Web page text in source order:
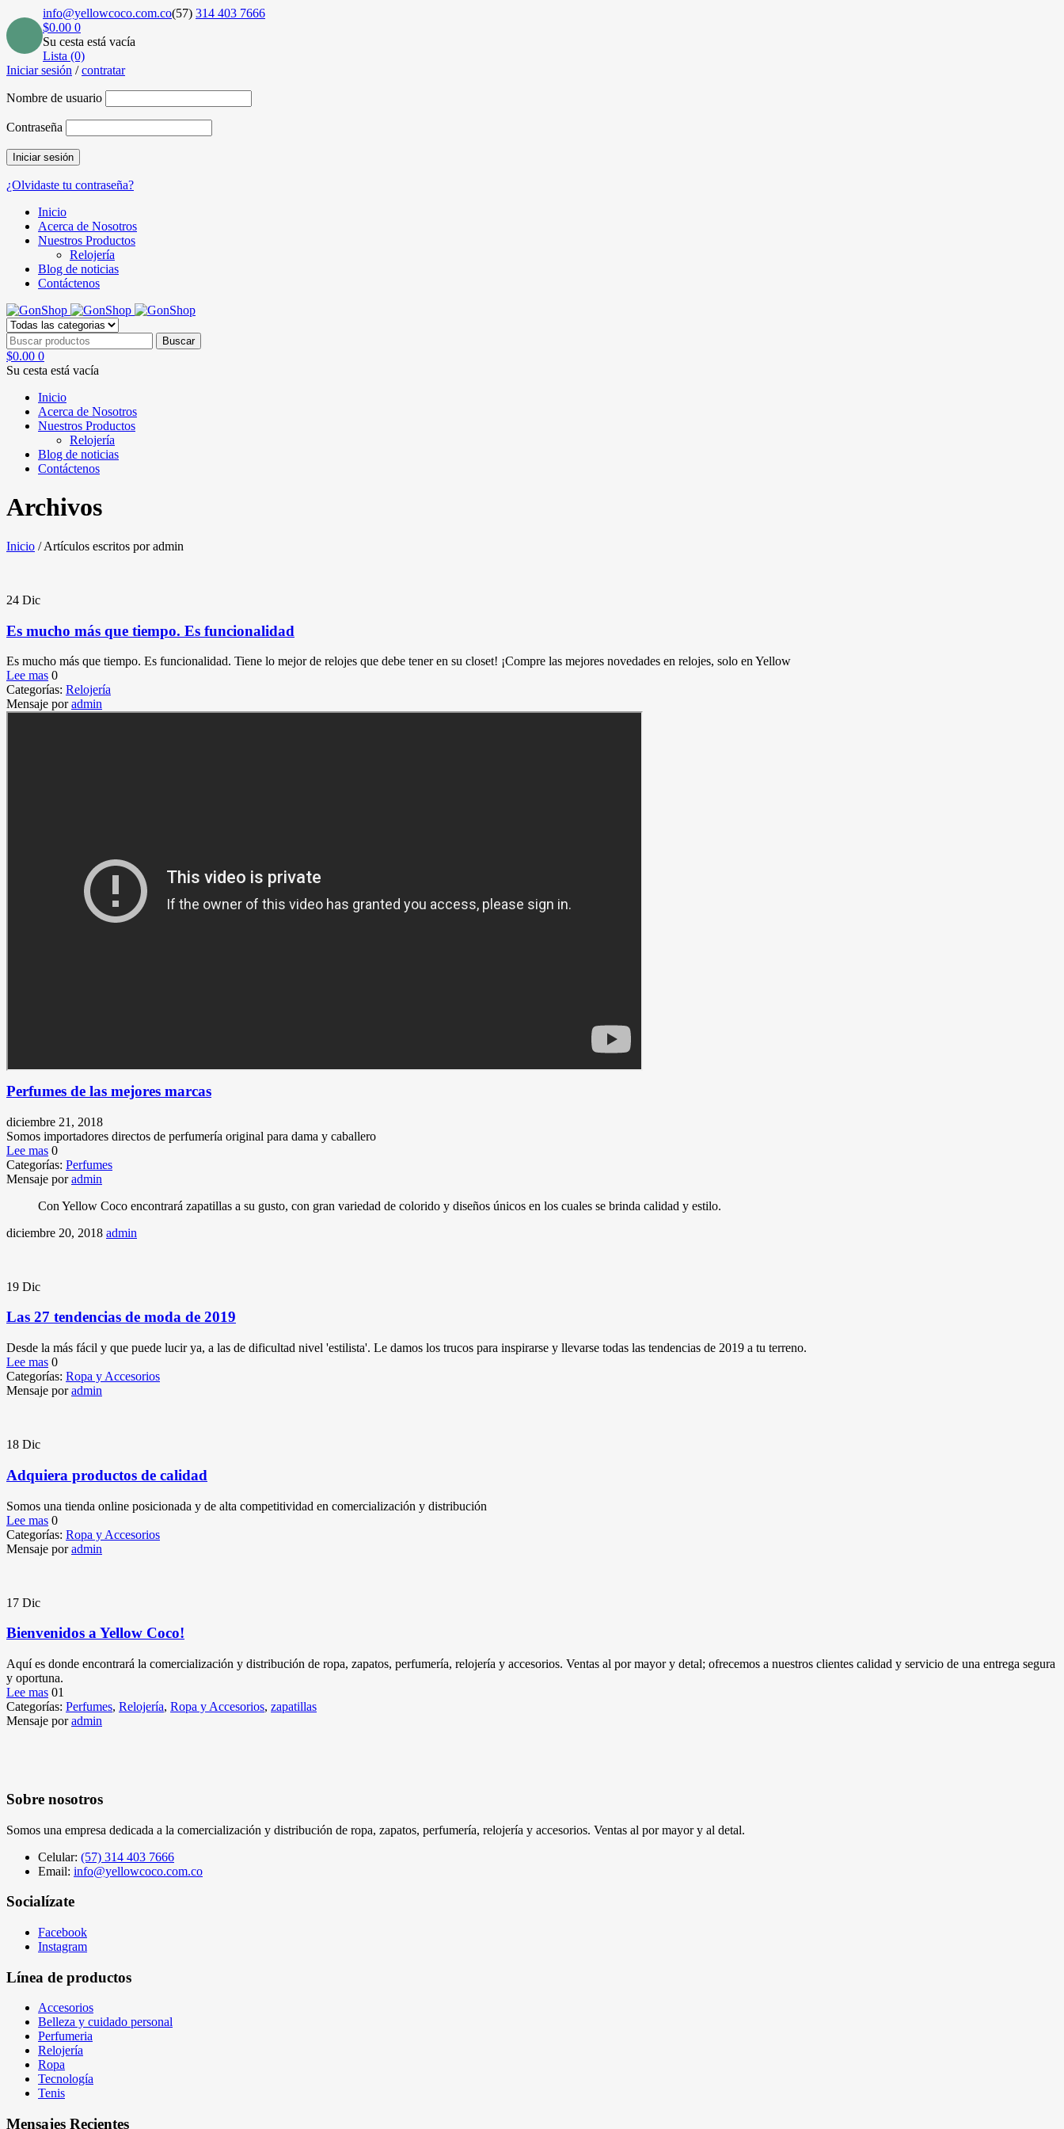
info@yellowcoco.com.co(57) 314 403 7666
$0.00 0
Su cesta está vacía
Lista (0)
Iniciar sesión /contratar
Nombre de usuario
Contraseña
¿Olvidaste tu contraseña?
Inicio
Acerca de Nosotros
Nuestros Productos
Relojería
Blog de noticias
Contáctenos
$0.00 0
Su cesta está vacía
Inicio
Acerca de Nosotros
Nuestros Productos
Relojería
Blog de noticias
Contáctenos
Archivos
Inicio / Artículos escritos por admin
24 Dic
Es mucho más que tiempo. Es funcionalidad
Es mucho más que tiempo. Es funcionalidad. Tiene lo mejor de relojes que debe tener en su closet! ¡Compre las mejores novedades en relojes, solo en Yellow
Lee mas 0
Categorías: Relojería
Mensaje poradmin
Perfumes de las mejores marcas
diciembre 21, 2018
Somos importadores directos de perfumería original para dama y caballero
Lee mas 0
Categorías: Perfumes
Mensaje poradmin
Con Yellow Coco encontrará zapatillas a su gusto, con gran variedad de colorido y diseños únicos en los cuales se brinda calidad y estilo.
diciembre 20, 2018 admin
19 Dic
Las 27 tendencias de moda de 2019
Desde la más fácil y que puede lucir ya, a las de dificultad nivel 'estilista'. Le damos los trucos para inspirarse y llevarse todas las tendencias de 2019 a tu terreno.
Lee mas 0
Categorías: Ropa y Accesorios
Mensaje poradmin
18 Dic
Adquiera productos de calidad
Somos una tienda online posicionada y de alta competitividad en comercialización y distribución
Lee mas 0
Categorías: Ropa y Accesorios
Mensaje poradmin
17 Dic
Bienvenidos a Yellow Coco!
Aquí es donde encontrará la comercialización y distribución de ropa, zapatos, perfumería, relojería y accesorios. Ventas al por mayor y detal; ofrecemos a nuestros clientes calidad y servicio de una entrega segura
y oportuna.
Lee mas 01
Categorías: Perfumes, Relojería, Ropa y Accesorios, zapatillas
Mensaje poradmin
Sobre nosotros
Somos una empresa dedicada a la comercialización y distribución de ropa, zapatos, perfumería, relojería y accesorios. Ventas al por mayor y al detal.
Celular: (57) 314 403 7666
Email: info@yellowcoco.com.co
Socialízate
Facebook
Instagram
Línea de productos
Accesorios
Belleza y cuidado personal
Perfumeria
Relojería
Ropa
Tecnología
Tenis
Mensajes Recientes